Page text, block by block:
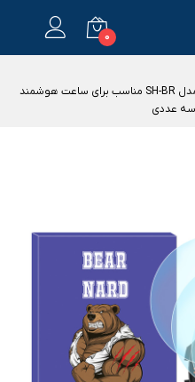
0
محافظ صفحه نمایش شیشه‌ای برنارد مدل SH-BR مناسب برای ساعت هوشمند